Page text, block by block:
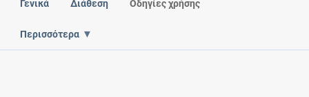
Γενικά Διάθεση Οδηγίες χρήσης
Περισσότερα